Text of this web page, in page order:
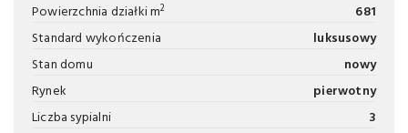
Powierzchnia działki m2
681
Standard wykończenia
luksusowy
Stan domu
nowy
Rynek
pierwotny
Liczba sypialni
3